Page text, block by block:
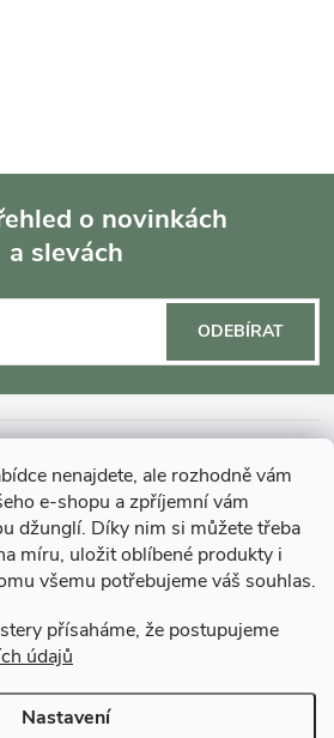
nenajdete, ale rozhodně vám
e-shopu a zpříjemní vám
džunglí. Díky nim si můžete třeba
míru, uložit oblíbené produkty i
všemu potřebujeme váš souhlas.
přísaháme, že postupujeme
údajů
Nastavení
o novinkách
a slevách
ODEBÍRAT
realizace a údržba zahrad a interiérů